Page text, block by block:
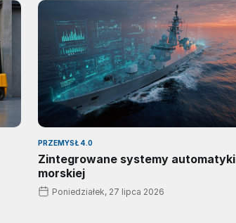
PRZEMYSŁ 4.0
Zintegrowane systemy automatyki
morskiej
Poniedziałek, 27 lipca 2026